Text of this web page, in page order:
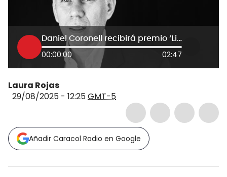
Daniel Coronell recibirá premio ‘Libertad de prensa’ otorgado por Sociedad Interamericana de Prensa
00:00:00 02:47
Laura Rojas
29/08/2025 - 12:25GMT-5
Añadir Caracol Radio en Google